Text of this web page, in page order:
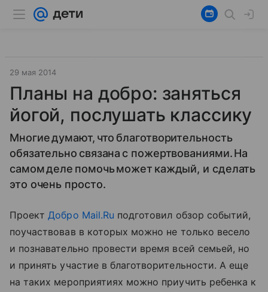
29 мая 2014
Планы на добро: заняться
йогой, послушать классику
Многие думают, что благотворительность
обязательно связана с пожертвованиями. На
самом деле помочь может каждый, и сделать
это очень просто.
ПроектДобро Mail.Ru подготовил обзор событий,
поучаствовав в которых можно не только весело
и познавательно провести время всей семьей, но
и принять участие в благотворительности. А еще
на таких мероприятиях можно приучить ребенка к